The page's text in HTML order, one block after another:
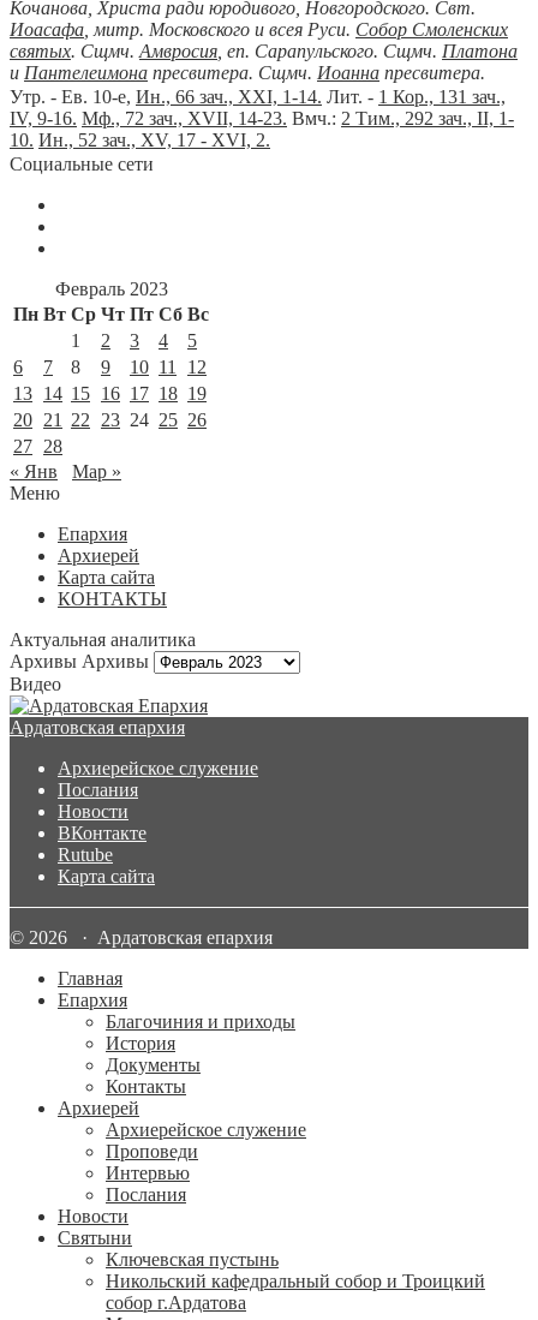
Кочанова, Христа ради юродивого, Новгородского. Свт.
Иоасафа , митр. Московского и всея Руси. Собор Смоленских
святых. Сщмч. Амвросия , еп. Сарапульского. Сщмч. Платона
и Пантелеимона пресвитера. Сщмч. Иоанна пресвитера.
Утр. - Ев. 10-е, Ин., 66 зач., XXI, 1-14. Лит. - 1 Кор., 131 зач.,
IV, 9-16. Мф., 72 зач., XVII, 14-23. Вмч.: 2 Тим., 292 зач., II, 1-
10. Ин., 52 зач., XV, 17 - XVI, 2.
Социальные сети
Февраль 2023
Пн Вт Ср Чт Пт Сб Вс
1
2 3 4
5
6
7 8 9 10 11
12
13 14 15 16 17 18 19
20 21 22 23 24 25 26
27 28
« Янв
Мар »
Меню
Епархия
Архиерей
Карта сайта
КОНТАКТЫ
Актуальная аналитика
Архивы Архивы
Видео
Ардатовская епархия
Архиерейское служение
Послания
Новости
ВКонтакте
Rutube
Карта сайта
© 2026 · Ардатовская епархия
Главная
Епархия
Благочиния и приходы
История
Документы
Контакты
Архиерей
Архиерейское служение
Проповеди
Интервью
Послания
Новости
Святыни
Ключевская пустынь
Никольский кафедральный собор и Троицкий
собор г.Ардатова